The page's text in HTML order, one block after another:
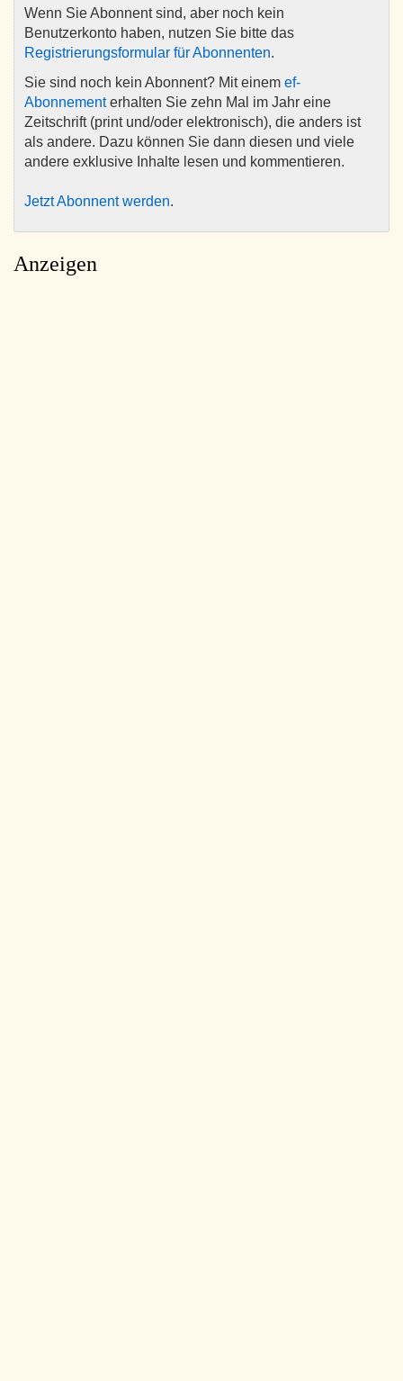
Wenn Sie Abonnent sind, aber noch kein
Benutzerkonto haben, nutzen Sie bitte das
Registrierungsformular für Abonnenten.
Sie sind noch kein Abonnent? Mit einem ef-
Abonnementerhalten Sie zehn Mal im Jahr eine
Zeitschrift (print und/oder elektronisch), die anders ist
als andere. Dazu können Sie dann diesen und viele
andere exklusive Inhalte lesen und kommentieren.
Jetzt Abonnent werden.
Anzeigen